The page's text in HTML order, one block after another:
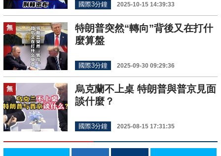
國際3分鐘 2025-10-15 14:39:33
無
特朗普突然“轉向”背後又在打什
麼算盤
國際3分鐘 2025-09-30 09:29:36
無
烏克蘭不上桌 特朗普與普京見面
談什麼？
國際3分鐘 2025-08-15 17:31:35